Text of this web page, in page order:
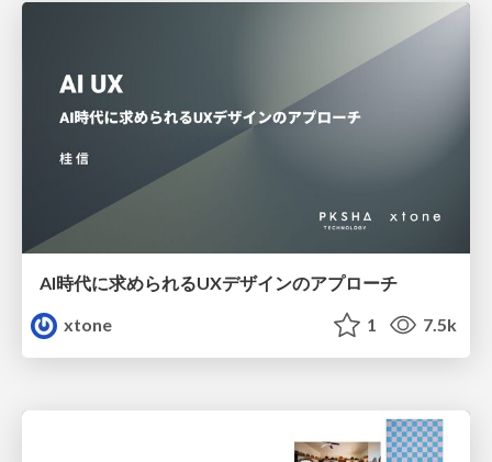
AI時代に求められるUXデザインのアプローチ
xtone
1 7.5k